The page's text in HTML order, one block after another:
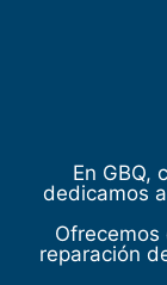
En GBQ,
dedicamos
reparación